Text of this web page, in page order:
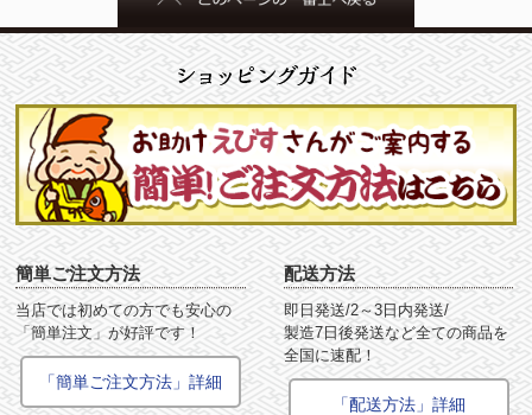
簡単ご注文方法
当店では初めての方でも安心の
「簡単注文」が好評です！
「簡単ご注文方法」詳細
配送方法
即日発送/2～3日内発送/
製造7日後発送など全ての商品を
全国に速配！
「配送方法」詳細